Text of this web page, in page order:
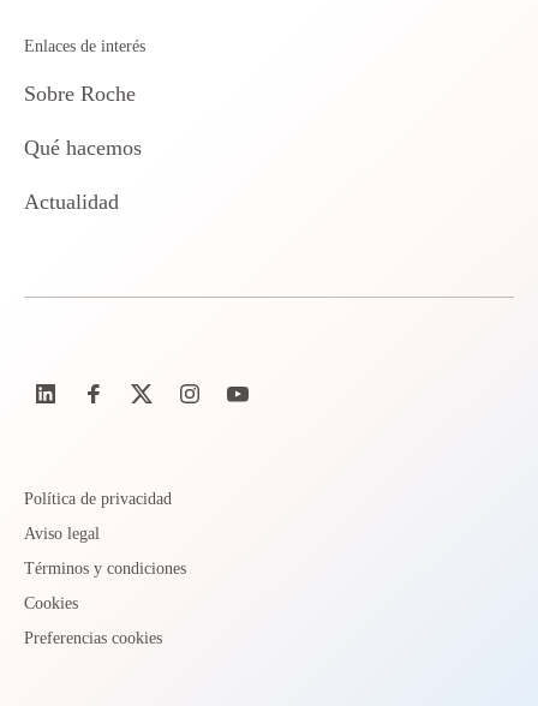
Enlaces de interés
Sobre Roche
Qué hacemos
Actualidad
Política de privacidad
Aviso legal
Términos y condiciones
Cookies
Preferencias cookies